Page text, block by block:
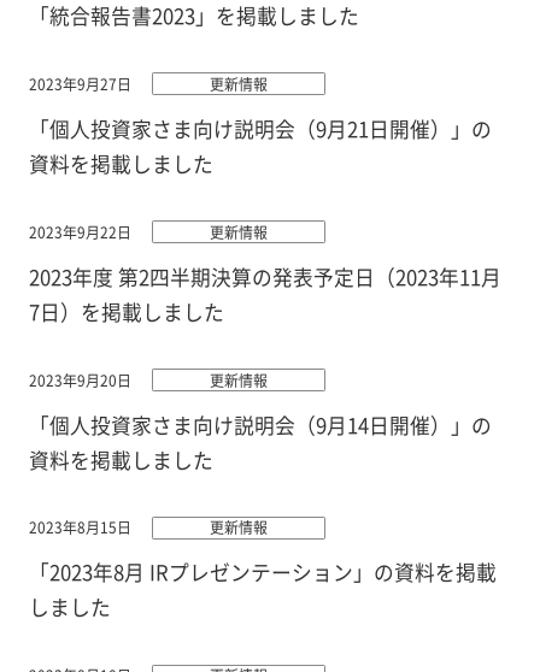
「統合報告書2023」を掲載しました
2023年9月27日 更新情報
「個人投資家さま向け説明会（9月21日開催）」の
資料を掲載しました
2023年9月22日 更新情報
2023年度 第2四半期決算の発表予定日（2023年11月
7日）を掲載しました
2023年9月20日 更新情報
「個人投資家さま向け説明会（9月14日開催）」の
資料を掲載しました
2023年8月15日 更新情報
「2023年8月 IRプレゼンテーション」の資料を掲載
しました